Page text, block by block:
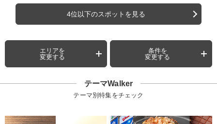
4位以下のスポットを見る
エリアを
変更する
条件を
変更する
テーマWalker
テーマ別特集をチェック